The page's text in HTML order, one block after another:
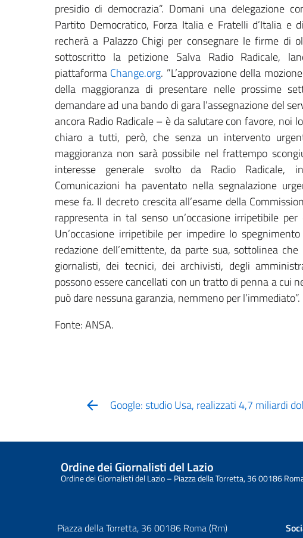
presidio di democrazia”. Domani una delegazione
Partito Democratico, Forza Italia e Fratelli d’Italia e
recherà a Palazzo Chigi per consegnare le firme di
sottoscritto la petizione Salva Radio Radicale,
piattaforma Change.org. ”L’approvazione della
della maggioranza di presentare nelle prossime
demandare ad una bando di gara l’assegnazione del
ancora Radio Radicale – è da salutare con favore, noi
chiaro a tutti, però, che senza un intervento
maggioranza non sarà possibile nel frattempo
interesse generale svolto da Radio Radicale,
Comunicazioni ha paventato nella segnalazione
mese fa. Il decreto crescita all’esame della
rappresenta in tal senso un’occasione irripetibile
Un’occasione irripetibile per impedire lo
redazione dell’emittente, da parte sua, sottolinea
giornalisti, dei tecnici, dei archivisti, degli
possono essere cancellati con un tratto di penna a cui
può dare nessuna garanzia, nemmeno per l’immediato”.
Fonte: ANSA.
Google: studio Usa, realizzati 4,7 miliardi
Ordine dei Giornalisti del Lazio
Ordine dei Giornalisti del Lazio – Piazza della Torretta, 36 00186
Piazza della Torretta, 36 00186 Roma (Rm)